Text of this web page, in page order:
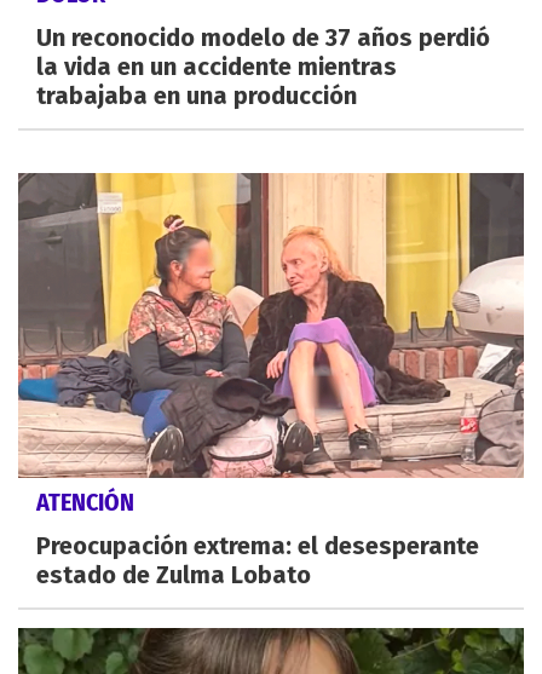
Un reconocido modelo de 37 años perdió
la vida en un accidente mientras
trabajaba en una producción
ATENCIÓN
Preocupación extrema: el desesperante
estado de Zulma Lobato